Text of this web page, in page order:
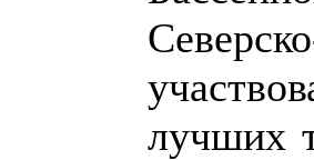
лучших